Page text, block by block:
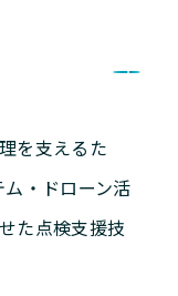
を支えるた
・ドローン活
た点検支援技